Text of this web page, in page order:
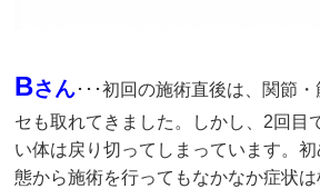
Bさん･･･初回の施術直後は、関節
セも取れてきました。しかし、2回目
い体は戻り切ってしまっています。
態から施術を行ってもなかなか症状